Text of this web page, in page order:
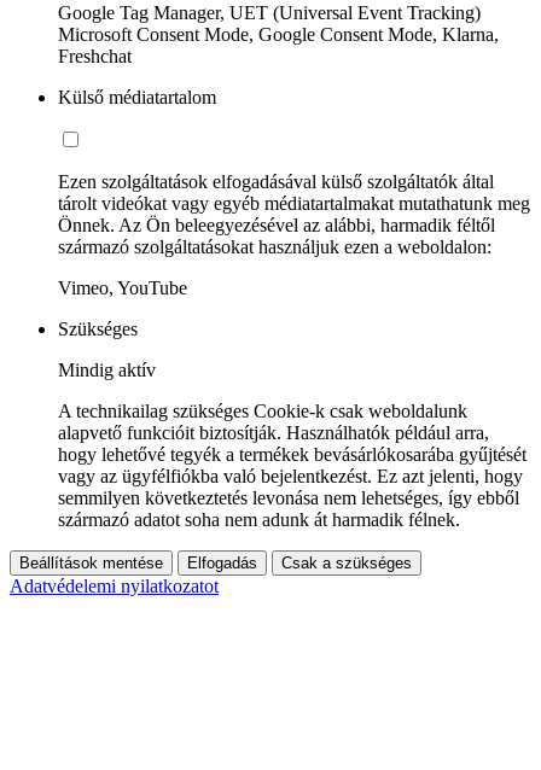
Google Tag Manager, UET (Universal Event Tracking)
Microsoft Consent Mode, Google Consent Mode, Klarna,
Freshchat
Külső médiatartalom
Ezen szolgáltatások elfogadásával külső szolgáltatók által
tárolt videókat vagy egyéb médiatartalmakat mutathatunk meg
Önnek. Az Ön beleegyezésével az alábbi, harmadik féltől
származó szolgáltatásokat használjuk ezen a weboldalon:
Vimeo, YouTube
Szükséges
Mindig aktív
A technikailag szükséges Cookie-k csak weboldalunk
alapvető funkcióit biztosítják. Használhatók például arra,
hogy lehetővé tegyék a termékek bevásárlókosarába gyűjtését
vagy az ügyfélfiókba való bejelentkezést. Ez azt jelenti, hogy
semmilyen következtetés levonása nem lehetséges, így ebből
származó adatot soha nem adunk át harmadik félnek.
Beállítások mentése Elfogadás Csak a szükséges
Adatvédelemi nyilatkozatot